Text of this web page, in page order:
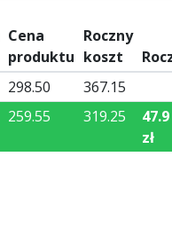
Cena
produktu
Roczny
koszt
298.50
367.15
259.55 319.25
47.9
zł